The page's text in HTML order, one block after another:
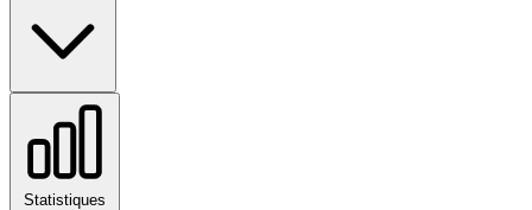
Statistiques